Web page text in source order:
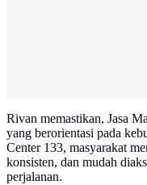
Rivan memastikan, Jasa
yang berorientasi pada
Center 133, masyarakat
konsisten, dan mudah
perjalanan.